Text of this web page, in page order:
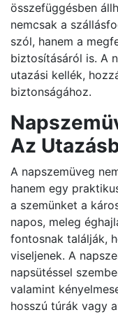
összefüggésben
nemcsak a
szól, hanem a
biztosításáról is. A
utazási kellék,
biztonságához.
Az
A napszemüveg
hanem egy
a szemünket a
napos, meleg
fontosnak találják,
viseljenek. A
napsütéssel
valamint
hosszú túrák vagy